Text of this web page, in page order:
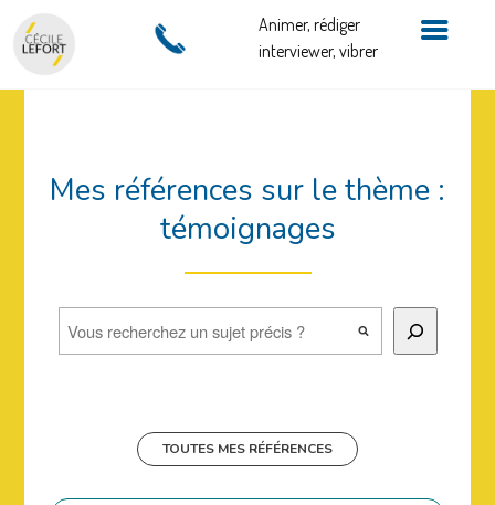
Mes références sur le thème :
témoignages
Rechercher
TOUTES MES RÉFÉRENCES
Animer, rédiger
interviewer, vibrer